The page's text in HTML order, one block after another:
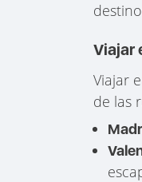
Viajar
Viajar
de las